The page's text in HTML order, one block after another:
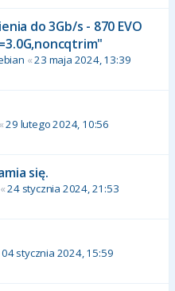
do 3Gb/s - 870 EVO
«23 maja 2024, 13:39
«29 lutego 2024, 10:56
się.
24 stycznia 2024, 21:53
04 stycznia 2024, 15:59